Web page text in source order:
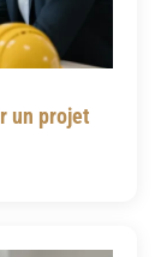
un projet